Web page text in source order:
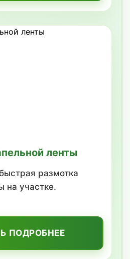
ленты
размотка
на участке.
ПОДРОБНЕЕ